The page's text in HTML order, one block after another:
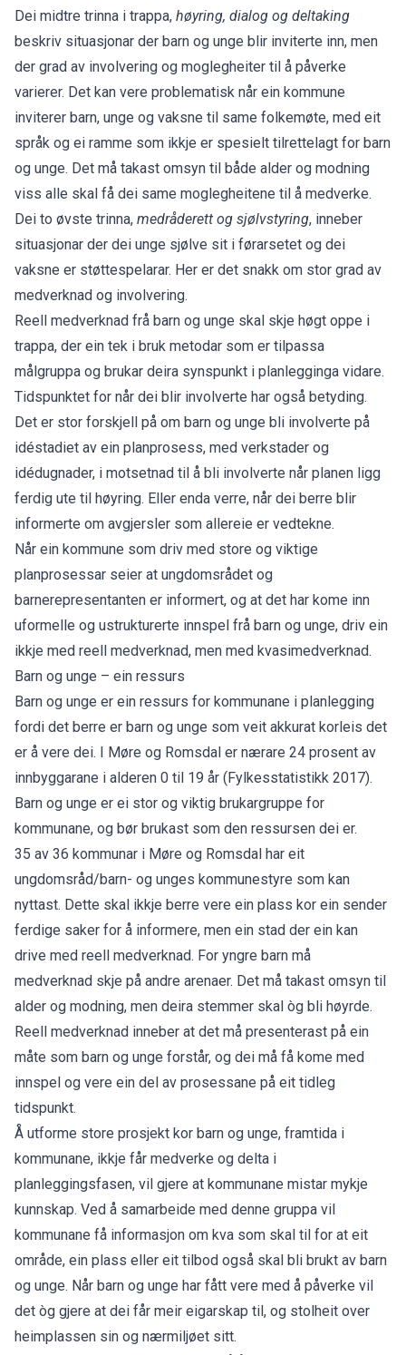
Dei midtre trinna i trappa, høyring, dialog og deltaking
beskriv situasjonar der barn og unge blir inviterte inn, men
der grad av involvering og moglegheiter til å påverke
varierer. Det kan vere problematisk når ein kommune
inviterer barn, unge og vaksne til same folkemøte, med eit
språk og ei ramme som ikkje er spesielt tilrettelagt for barn
og unge. Det må takast omsyn til både alder og modning
viss alle skal få dei same moglegheitene til å medverke.
Dei to øvste trinna, medråderett og sjølvstyring, inneber
situasjonar der dei unge sjølve sit i førarsetet og dei
vaksne er støttespelarar. Her er det snakk om stor grad av
medverknad og involvering.
Reell medverknad frå barn og unge skal skje høgt oppe i
trappa, der ein tek i bruk metodar som er tilpassa
målgruppa og brukar deira synspunkt i planlegginga vidare.
Tidspunktet for når dei blir involverte har også betyding.
Det er stor forskjell på om barn og unge bli involverte på
idéstadiet av ein planprosess, med verkstader og
idédugnader, i motsetnad til å bli involverte når planen ligg
ferdig ute til høyring. Eller enda verre, når dei berre blir
informerte om avgjersler som allereie er vedtekne.
Når ein kommune som driv med store og viktige
planprosessar seier at ungdomsrådet og
barnerepresentanten er informert, og at det har kome inn
uformelle og ustrukturerte innspel frå barn og unge, driv ein
ikkje med reell medverknad, men med kvasimedverknad.
Barn og unge – ein ressurs
Barn og unge er ein ressurs for kommunane i planlegging
fordi det berre er barn og unge som veit akkurat korleis det
er å vere dei. I Møre og Romsdal er nærare 24 prosent av
innbyggarane i alderen 0 til 19 år (Fylkesstatistikk 2017).
Barn og unge er ei stor og viktig brukargruppe for
kommunane, og bør brukast som den ressursen dei er.
35 av 36 kommunar i Møre og Romsdal har eit
ungdomsråd/barn- og unges kommunestyre som kan
nyttast. Dette skal ikkje berre vere ein plass kor ein sender
ferdige saker for å informere, men ein stad der ein kan
drive med reell medverknad. For yngre barn må
medverknad skje på andre arenaer. Det må takast omsyn til
alder og modning, men deira stemmer skal òg bli høyrde.
Reell medverknad inneber at det må presenterast på ein
måte som barn og unge forstår, og dei må få kome med
innspel og vere ein del av prosessane på eit tidleg
tidspunkt.
Å utforme store prosjekt kor barn og unge, framtida i
kommunane, ikkje får medverke og delta i
planleggingsfasen, vil gjere at kommunane mistar mykje
kunnskap. Ved å samarbeide med denne gruppa vil
kommunane få informasjon om kva som skal til for at eit
område, ein plass eller eit tilbod også skal bli brukt av barn
og unge. Når barn og unge har fått vere med å påverke vil
det òg gjere at dei får meir eigarskap til, og stolheit over
heimplassen sin og nærmiljøet sitt.